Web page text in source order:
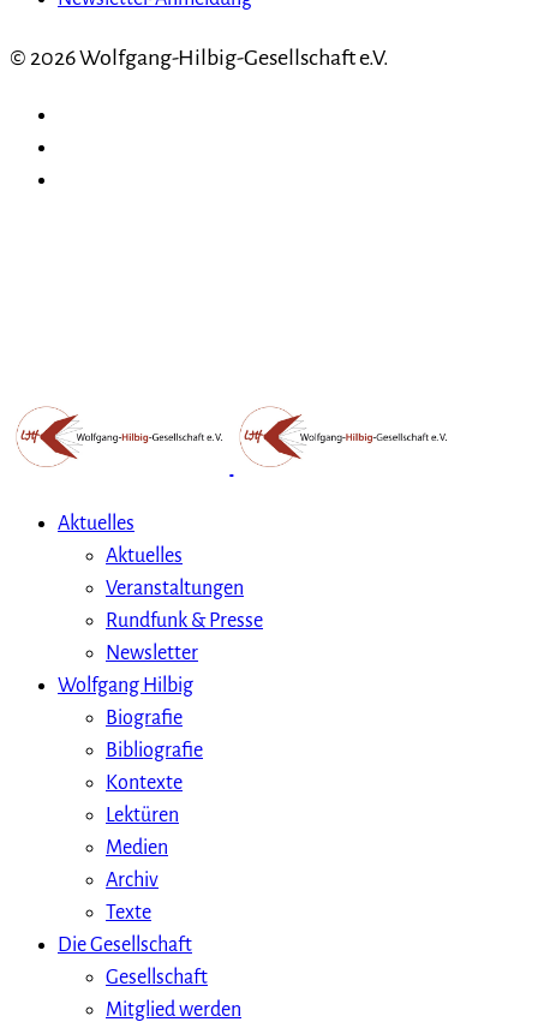
© 2026 Wolfgang-Hilbig-Gesellschaft e.V.
Aktuelles
Aktuelles
Veranstaltungen
Rundfunk & Presse
Newsletter
Wolfgang Hilbig
Biografie
Bibliografie
Kontexte
Lektüren
Medien
Archiv
Texte
Die Gesellschaft
Gesellschaft
Mitglied werden